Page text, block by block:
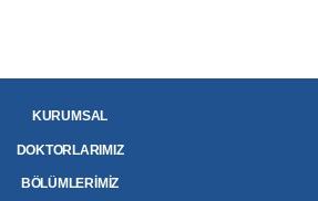
KURUMSAL
DOKTORLARIMIZ
BÖLÜMLERİMİZ